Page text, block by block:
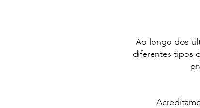
Ao longo dos
diferentes tipos